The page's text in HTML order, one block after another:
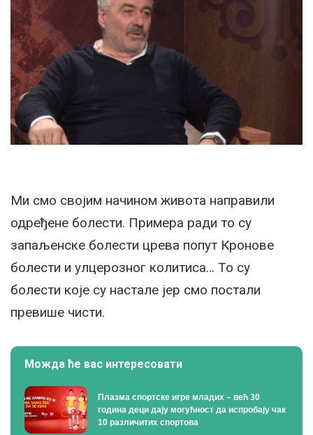
Ми смо својим начином живота направили
одређене болести. Примера ради то су
запаљенске болести црева попут Кронове
болести и улцерозног колитиса… То су
болести које су настале јер смо постали
превише чисти.
Можда ће вас интересовати
Плазма спортске игре младих – већ 30
година деци дају могућност да испробају чак
10 различитих спортова